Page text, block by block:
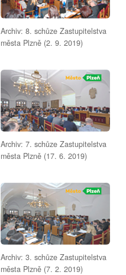
Archiv: 8. schůze Zastupitelstva
města Plzně (2. 9. 2019)
Archiv: 7. schůze Zastupitelstva
města Plzně (17. 6. 2019)
Archiv: 3. schůze Zastupitelstva
města Plzně (7. 2. 2019)